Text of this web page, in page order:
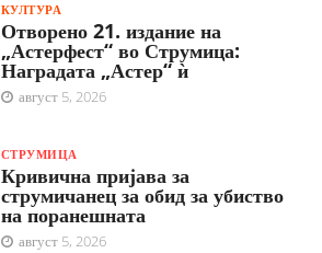
КУЛТУРА
Отворено 21. издание на
„Астерфест“ во Струмица:
Наградата „Астер“ ѝ
август 5, 2026
СТРУМИЦА
Кривична пријава за
струмичанец за обид за убиство
на поранешната
август 5, 2026